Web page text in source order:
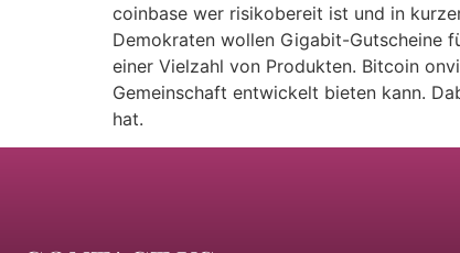
coinbase wer risikobereit ist und in
Demokraten wollen Gigabit-Gutscheine
einer Vielzahl von Produkten. Bitcoin
Gemeinschaft entwickelt bieten kann.
hat.